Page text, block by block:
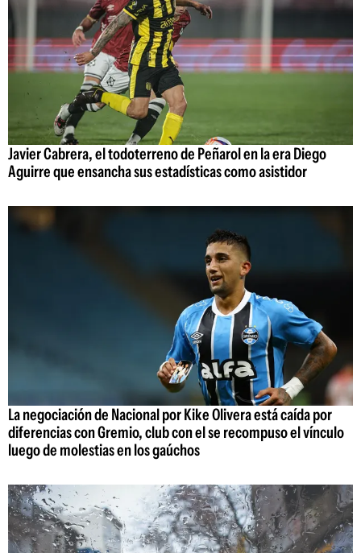
Javier Cabrera, el todoterreno de Peñarol en la era Diego
Aguirre que ensancha sus estadísticas como asistidor
La negociación de Nacional por Kike Olivera está caída por
diferencias con Gremio, club con el se recompuso el vínculo
luego de molestias en los gaúchos